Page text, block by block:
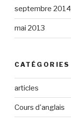
septembre 2014
mai 2013
CATÉGORIES
articles
Cours d'anglais